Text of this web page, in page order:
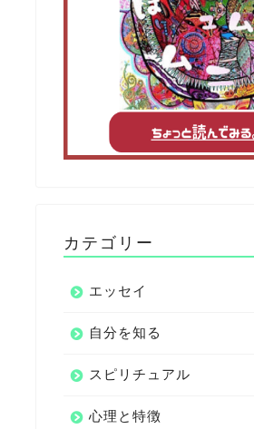
カテゴリー
エッセイ
自分を知る
スピリチュアル
心理と特徴